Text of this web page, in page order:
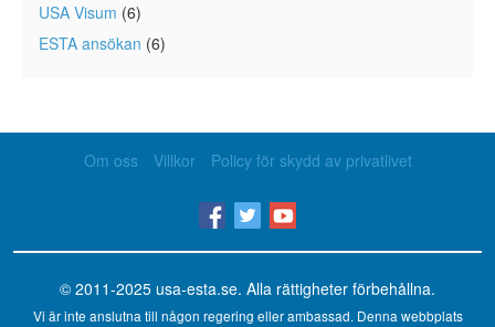
USA Visum (6)
ESTA ansökan (6)
Om oss Villkor Policy för skydd av privatlivet
© 2011-2025 usa-esta.se. Alla rättigheter förbehållna.
Vi är inte anslutna till någon regering eller ambassad. Denna webbplats